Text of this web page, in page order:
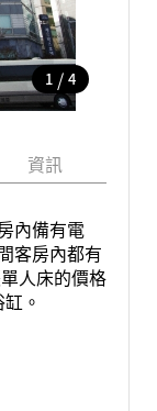
1 / 4
資訊
內備有電
客房內都有
人床的價格
。